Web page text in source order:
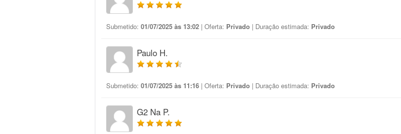
Submetido: 01/07/2025 às 13:02 | Oferta: Privado | Duração estimada: Privado
Paulo H.
Submetido: 01/07/2025 às 11:16 | Oferta: Privado | Duração estimada: Privado
G2 Na P.